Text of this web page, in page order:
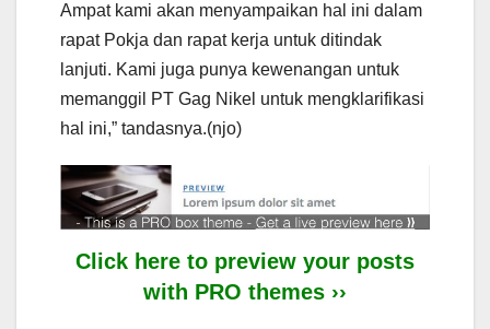
Ampat kami akan menyampaikan hal ini dalam
rapat Pokja dan rapat kerja untuk ditindak
lanjuti. Kami juga punya kewenangan untuk
memanggil PT Gag Nikel untuk mengklarifikasi
hal ini,” tandasnya.(njo)
Click here to preview your posts
with PRO themes ››